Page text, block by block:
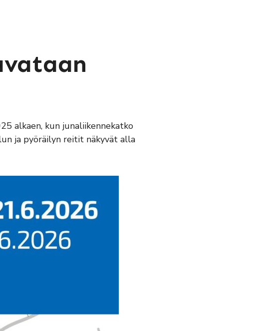
alkaen, kun junaliikennekatko
ja pyöräilyn reitit näkyvät alla